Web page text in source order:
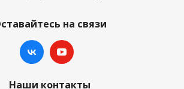
на связи
Наши контакты